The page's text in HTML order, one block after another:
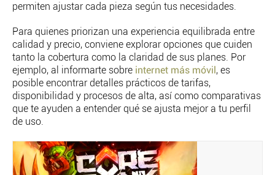
permiten ajustar cada pieza según tus necesidades.
Para quienes priorizan una experiencia equilibrada entre
calidad y precio, conviene explorar opciones que cuiden
tanto la cobertura como la claridad de sus planes. Por
ejemplo, al informarte sobre internet más móvil , es
posible encontrar detalles prácticos de tarifas,
disponibilidad y procesos de alta, así como comparativas
que te ayuden a entender qué se ajusta mejor a tu perfil
de uso.